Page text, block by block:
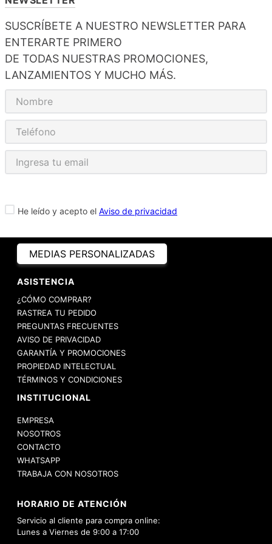
SUSCRÍBETE A NUESTRO NEWSLETTER PARA
ENTERARTE PRIMERO
DE TODAS NUESTRAS PROMOCIONES,
LANZAMIENTOS Y MUCHO MÁS.
He leído y acepto el Aviso de privacidad
MEDIAS PERSONALIZADAS
ASISTENCIA
¿CÓMO COMPRAR?
RASTREA TU PEDIDO
PREGUNTAS FRECUENTES
AVISO DE PRIVACIDAD
GARANTÍA Y PROMOCIONES
PROPIEDAD INTELECTUAL
TÉRMINOS Y CONDICIONES
INSTITUCIONAL
EMPRESA
NOSOTROS
CONTACTO
WHATSAPP
TRABAJA CON NOSOTROS
HORARIO DE ATENCIÓN
Servicio al cliente para compra online:
Lunes a Viernes de 9:00 a 17:00